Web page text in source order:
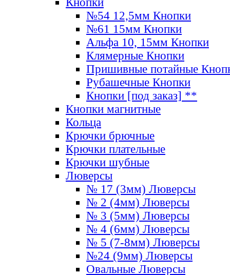
№54 12,5мм Кнопки
№61 15мм Кнопки
Альфа 10, 15мм Кнопки
Клямерные Кнопки
Пришивные потайные
Рубашечные Кнопки
Кнопки [под заказ] **
Кнопки магнитные
Кольца
Крючки брючные
Крючки плательные
Крючки шубные
Люверсы
№ 17 (3мм) Люверсы
№ 2 (4мм) Люверсы
№ 3 (5мм) Люверсы
№ 4 (6мм) Люверсы
№ 5 (7-8мм) Люверсы
№24 (9мм) Люверсы
Овальные Люверсы